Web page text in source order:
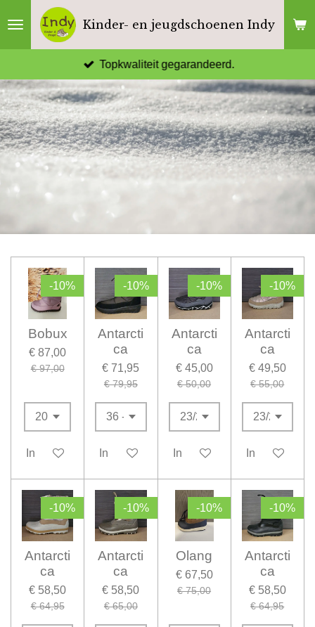
hoofdinhoud
Kinder- en jeugdschoenen Indy
Topkwaliteit gegarandeerd.
-10%
Bobux
€ 87,00
€ 97,00
In winkelwagen
-10%
Antarcti
ca
€ 71,95
€ 79,95
In winkelwagen
-10%
Antarcti
ca
€ 45,00
€ 50,00
In winkelwagen
-10%
Antarcti
ca
€ 49,50
€ 55,00
In
-10%
Antarcti
ca
€ 58,50
€ 64,95
-10%
Antarcti
ca
€ 58,50
€ 65,00
-10%
Olang
€ 67,50
€ 75,00
-10%
Antarcti
ca
€ 58,50
€ 64,95